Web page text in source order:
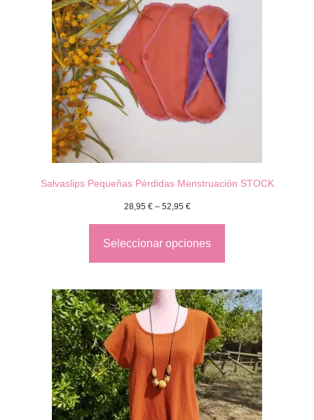
Salvaslips Pequeñas Pérdidas Menstruación STOCK
28,95 € – 52,95 €
Seleccionar opciones